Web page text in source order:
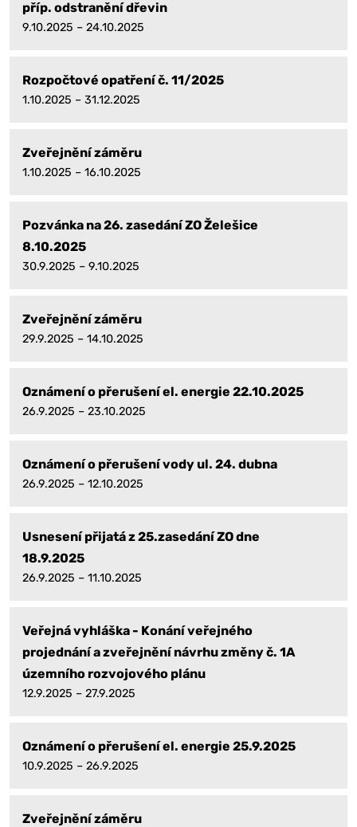
příp. odstranění dřevin
9.10.2025 – 24.10.2025
Rozpočtové opatření č. 11/2025
1.10.2025 – 31.12.2025
Zveřejnění záměru
1.10.2025 – 16.10.2025
Pozvánka na 26. zasedání ZO Želešice
8.10.2025
30.9.2025 – 9.10.2025
Zveřejnění záměru
29.9.2025 – 14.10.2025
Oznámení o přerušení el. energie 22.10.2025
26.9.2025 – 23.10.2025
Oznámení o přerušení vody ul. 24. dubna
26.9.2025 – 12.10.2025
Usnesení přijatá z 25.zasedání ZO dne
18.9.2025
26.9.2025 – 11.10.2025
Veřejná vyhláška - Konání veřejného
projednání a zveřejnění návrhu změny č. 1A
územního rozvojového plánu
12.9.2025 – 27.9.2025
Oznámení o přerušení el. energie 25.9.2025
10.9.2025 – 26.9.2025
Zveřejnění záměru